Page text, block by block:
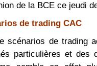
de la BCE ce jeudi
de trading CAC
scénarios de trading
particulières et des